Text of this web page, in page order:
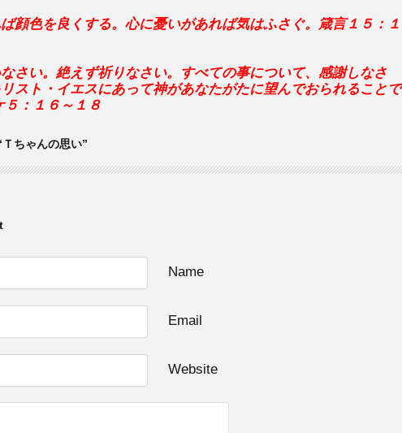
顔色を良くする。心に憂いがあれば気はふさぐ。箴言１５：１
さい。絶えず祈りなさい。すべての事について、感謝しなさ
スト・イエスにあって神があなたがたに望んでおられることで
５：１６～１８
ちゃんの思い”
Name
Email
Website